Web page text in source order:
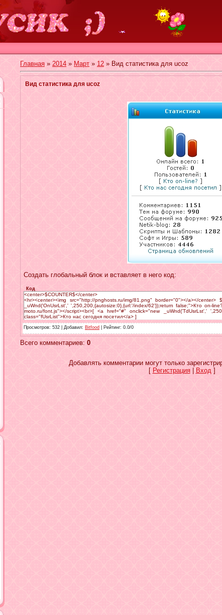
Главная » 2014 » Март » 12 » Вид статистика для ucoz
Вид статистика для ucoz
Создать глобальный блок и вставляет в него код:
Код
<center>$COUNTER$</center>
<hr><center><img src="http://pnghosts.ru/img/81.png" border="0"></a></
_uWnd('OnUsrLst',' ',250,200,{autosize:0},{url:'/index/62'});return false;">Кто on-
moto.ru/font.js"></script><br>[ <a href="#" onclick="new _uWnd('TdUsrLst','
class="fUsrList">Кто нас сегодня посетил</a> ]
Просмотров: 532 | Добавил: Bitfood Рейтинг: 0.0/0
Всего комментариев: 0
Добавлять комментарии могут только
[ Регистрация| Вход]